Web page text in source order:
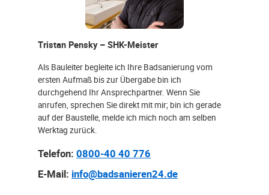
Tristan Pensky – SHK-Meister
Als Bauleiter begleite ich Ihre Badsanierung vom
ersten Aufmaß bis zur Übergabe bin ich
durchgehend Ihr Ansprechpartner. Wenn Sie
anrufen, sprechen Sie direkt mit mir; bin ich gerade
auf der Baustelle, melde ich mich noch am selben
Werktag zurück.
Telefon: 0800-40 40 776
E-Mail: info@badsanieren24.de